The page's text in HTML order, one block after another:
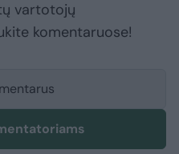
vartotojų
komentaruose!